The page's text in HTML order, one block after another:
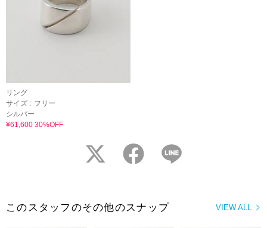
リング
サイズ : フリー
シルバー
¥61,600 30%OFF
twitter facebook
VIEW ALL
このスタッフのその他のスナップ